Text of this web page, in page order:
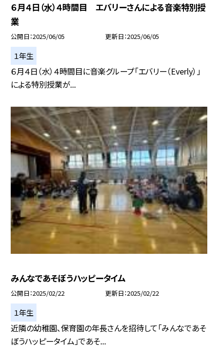
６月４日（水）４時間目 エバリーさんによる音楽特別授
業
公開日 2025/06/05 更新日 2025/06/05
１年生
６月４日（水）４時間目に音楽グループ「エバリー（Everly）」
による特別授業が...
みんなであそぼうハッピータイム
公開日 2025/02/22 更新日 2025/02/22
１年生
近隣の幼稚園、保育園の年長さんを招待して「みんなであそ
ぼうハッピータイム」であそ...